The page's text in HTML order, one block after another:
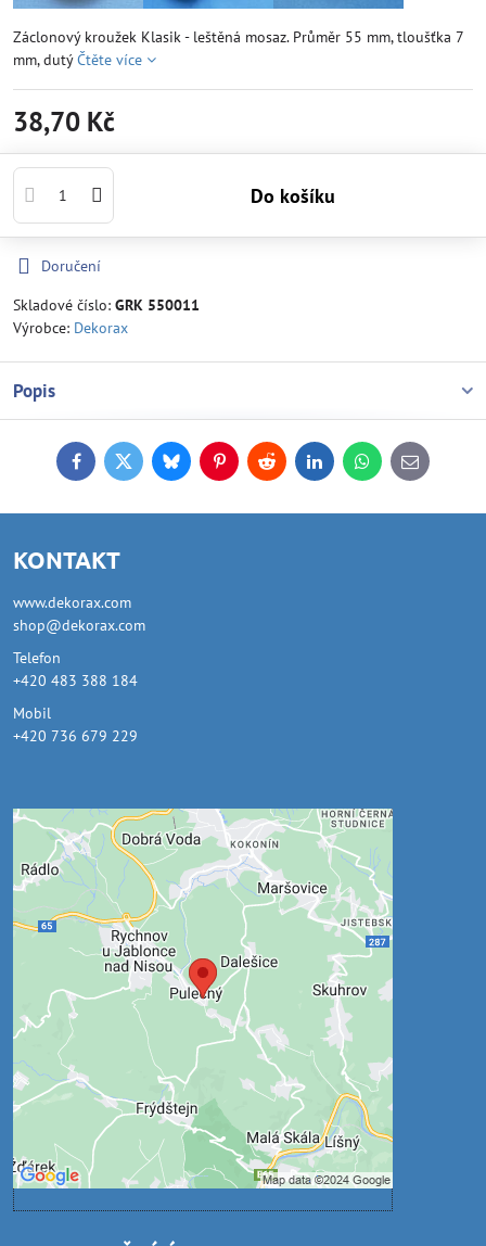
Záclonový kroužek Klasik - leštěná mosaz. Průměr 55 mm, tloušťka 7
mm, dutýČtěte více
38,70 Kč
Do košíku
Doručení
Skladové číslo: GRK 550011
Výrobce: Dekorax
Popis
FacebookTwitterBlueskyPinterestReddit LinkedInWhatsApp
E-
mail
KONTAKT
www.dekorax.com
shop@dekorax.com
Telefon
+420 483 388 184
Mobil
+420 736 679 229
Externí obsah je blokován
Volbami soukromí
Přejete si načíst externí obsah?
Povolit jednou
Povolit a zapamatovat - souhlas s druhem
cookie: Funkční
Otevřít obsah v novém okně